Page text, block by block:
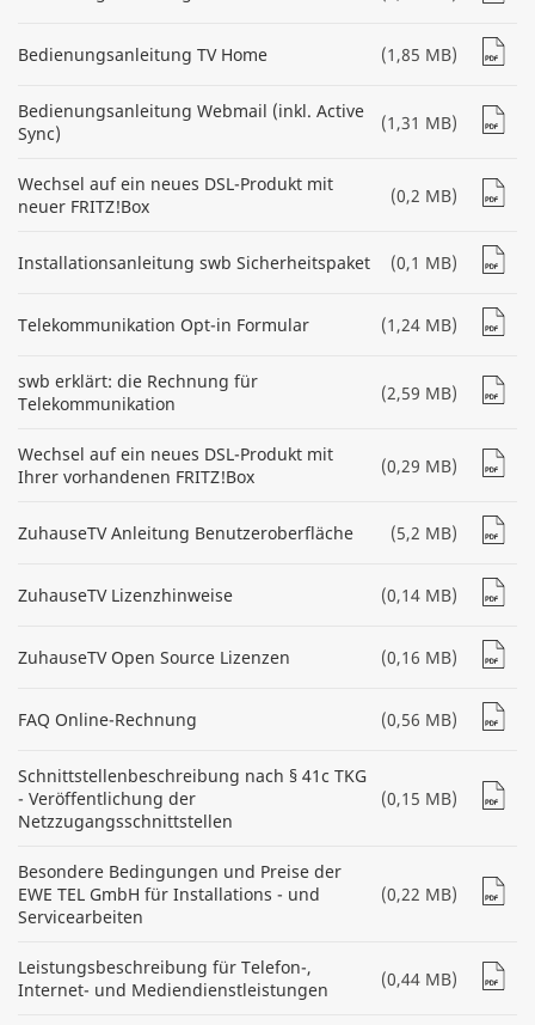
Bedienungsanleitung TV Home (1,85 MB)
Bedienungsanleitung Webmail (inkl. Active
Sync)
(1,31 MB)
Wechsel auf ein neues DSL-Produkt mit
neuer FRITZ!Box
(0,2 MB)
Installationsanleitung swb Sicherheitspaket (0,1 MB)
Telekommunikation Opt-in Formular (1,24 MB)
swb erklärt: die Rechnung für
Telekommunikation
(2,59 MB)
Wechsel auf ein neues DSL-Produkt mit
Ihrer vorhandenen FRITZ!Box
(0,29 MB)
ZuhauseTV Anleitung Benutzeroberfläche (5,2 MB)
ZuhauseTV Lizenzhinweise (0,14 MB)
ZuhauseTV Open Source Lizenzen (0,16 MB)
FAQ Online-Rechnung (0,56 MB)
Schnittstellenbeschreibung nach § 41c TKG
- Veröffentlichung der
Netzzugangsschnittstellen
(0,15 MB)
Besondere Bedingungen und Preise der
EWE TEL GmbH für Installations - und
Servicearbeiten
(0,22 MB)
Leistungsbeschreibung für Telefon-,
Internet- und Mediendienstleistungen
(0,44 MB)